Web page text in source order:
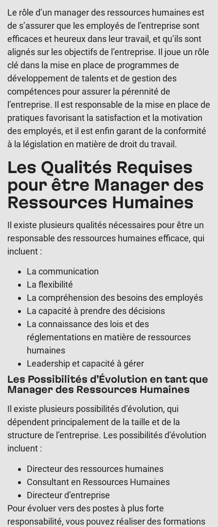
Le rôle d’un manager des ressources humaines est
de s’assurer que les employés de l’entreprise sont
efficaces et heureux dans leur travail, et qu’ils sont
alignés sur les objectifs de l’entreprise. Il joue un rôle
clé dans la mise en place de programmes de
développement de talents et de gestion des
compétences pour assurer la pérennité de
l’entreprise. Il est responsable de la mise en place de
pratiques favorisant la satisfaction et la motivation
des employés, et il est enfin garant de la conformité
à la législation en matière de droit du travail.
Les Qualités Requises
pour être Manager des
Ressources Humaines
Il existe plusieurs qualités nécessaires pour être un
responsable des ressources humaines efficace, qui
incluent :
La communication
La flexibilité
La compréhension des besoins des employés
La capacité à prendre des décisions
La connaissance des lois et des
réglementations en matière de ressources
humaines
Leadership et capacité à gérer
Les Possibilités d’Évolution en tant que
Manager des Ressources Humaines
Il existe plusieurs possibilités d’évolution, qui
dépendent principalement de la taille et de la
structure de l’entreprise. Les possibilités d’évolution
incluent :
Directeur des ressources humaines
Consultant en Ressources Humaines
Directeur d’entreprise
Pour évoluer vers des postes à plus forte
responsabilité, vous pouvez réaliser des formations